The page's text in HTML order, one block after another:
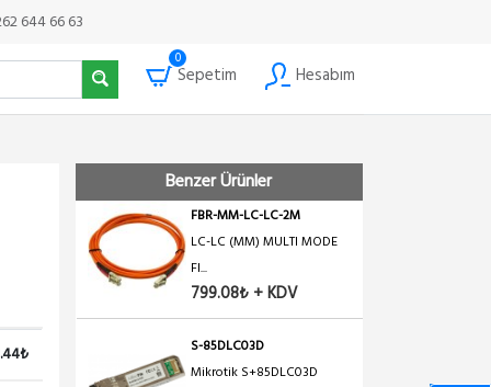
644 66 63
0
Sepetim Hesabım
Benzer Ürünler
Mikrotik RJ45 SFP 10/100...
FBR-MM-LC-LC-2M
LC-LC (MM) MULTI MODE
FI...
799.08₺ + KDV
S-85DLC03D
Mikrotik S+85DLC03D